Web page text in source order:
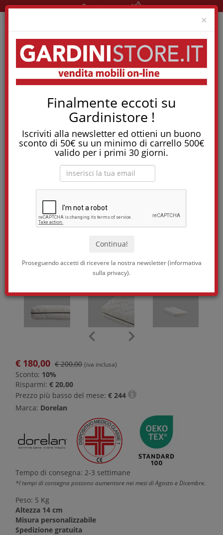
×
Finalmente eccoti su
Gardinistore !
Iscriviti alla newsletter ed ottieni un buono
sconto di 50€ su un minimo di carrello 500€
valido per i primi 30 giorni.
Proseguendo accetti di ricevere la nostra newsletter (informativa
sulla privacy).
Pronta consegna!
Materasso Per Neonati Mybaby Kids
Tostapane, tritatutto, aspirapolvere, friggitrice
e molti altri Elettrodomestici!
Materasso per neonati MyBaby KIDS
€ 180,00 € 200,00 (iva inclusa)
Sconto: 10%
Risparmi: € 20,00
Prezzo più basso del mese: € 244
Marca: Dorelan
Tempo di consegna: 2-3 settimane
*I tempi di consegna possono aumentare nei mesi di Agosto e Dicembre.
Peso: 5 Kg
Altezza 14 cm
Misura personalizzabile
Spedizione gratuita